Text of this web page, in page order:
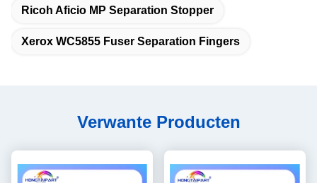
Ricoh Aficio MP Separation Stopper
Xerox WC5855 Fuser Separation Fingers
Verwante Producten